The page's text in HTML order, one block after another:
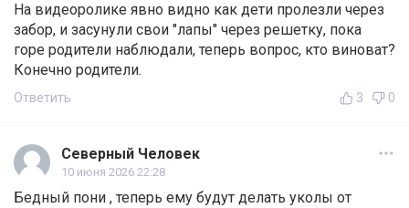
На видеоролике явно видно как дети пролезли через
забор, и засунули свои "лапы" через решетку, пока
горе родители наблюдали, теперь вопрос, кто виноват?
Конечно родители.
Ответить 3 0
Северный Человек
10 июня 2026 22:28
Бедный пони , теперь ему будут делать уколы от